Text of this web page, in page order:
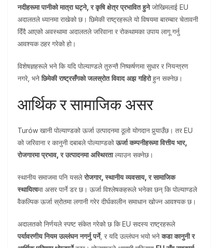
नदीहरूमा पानीको मात्रा घट्ने, र कृषि क्षेत्र प्रभावित हुनेजोखिमलाई EU
अदालतले ध्यानमा राखेको छ। छिमेकी राष्ट्रहरूले यो विषयमा बारम्बार चेतावनी
दिँदै आएको अवस्थामा अदालतले जरिवाना र रोकथामका उपाय लागू गर्नु
आवश्यक ठहर गरेको हो।
विशेषज्ञहरूले भने कि यदि पोल्याण्डले तुरुन्तै निष्कर्षणमा सुधार र नियन्त्रण
नगरे, भनेछिमेकी राष्ट्रसँगको जलस्रोत विवाद अझ गहिरोहुन सक्नेछ।
आर्थिक र सामाजिक असर
Turów खानी पोल्याण्डको ऊर्जा उत्पादनमा ठूलो योगदान पुर्‍याउँछ। तर EU
को जरिवाना र कानुनी दबाबले पोल्याण्डकोऊर्जा कम्पनीहरूमा वित्तीय भार,
रोजगारमा प्रभाव, र उत्पादनमा अस्थिरताल्याउन सक्नेछ।
स्थानीय समाजमा पनि यसलेरोजगार, स्थानीय व्यवसाय, र सामाजिक
स्थायित्वमा असर पार्ने डर छ। ऊर्जा विश्लेषकहरूले भनेका छन् कि पोल्याण्डले
वैकल्पिक ऊर्जा स्रोतमा लगानी गरेर दीर्घकालीन समाधान खोज्न आवश्यक छ।
अदालतको निर्णयले स्पष्ट संकेत गरेको छ कि EU सदस्य राष्ट्रहरूले
पर्यावरणीय नियम उल्लंघन नगर्नु पर्ने, र यदि उल्लंघन भयो भनेकडा कानुनी र